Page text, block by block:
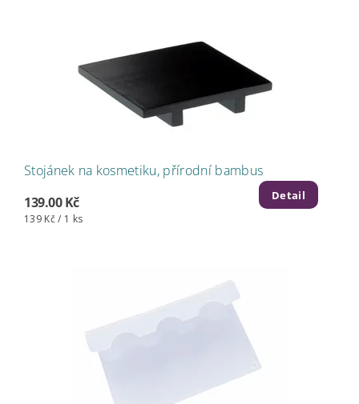
Stojánek na kosmetiku, přírodní bambus
139.00 Kč
139 Kč / 1 ks
Detail